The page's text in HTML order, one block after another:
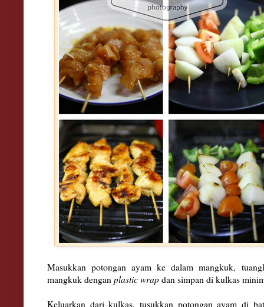
Masukkan potongan ayam ke dalam mangkuk,
mangkuk dengan plastic wrapdan simpan di kulkas
Keluarkan dari kulkas, tusukkan potongan ayam di